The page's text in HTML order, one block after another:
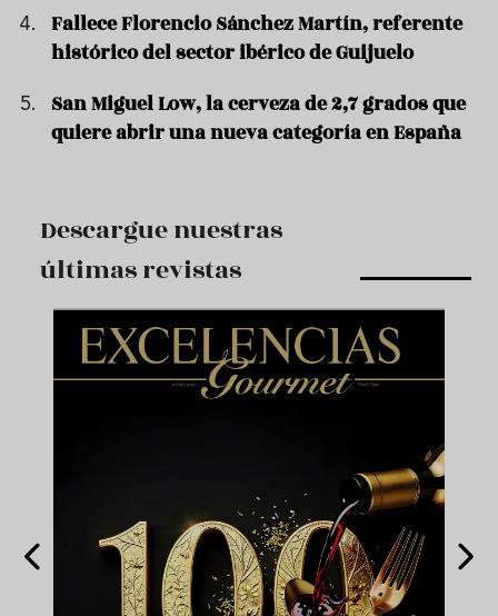
Fallece Florencio Sánchez Martín, referente
histórico del sector ibérico de Guijuelo
San Miguel Low, la cerveza de 2,7 grados que
quiere abrir una nueva categoría en España
Descargue nuestras
últimas revistas